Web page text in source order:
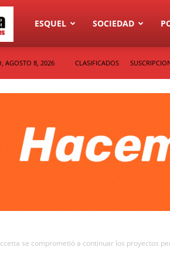
Diario
ESQUEL SOCIEDAD
AGOSTO 8, 2026 CLASIFICADOS
se comprometió a continuar los proyectos